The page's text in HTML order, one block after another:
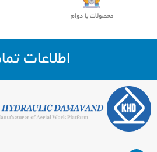
محصولات با دوام
اطلاعات